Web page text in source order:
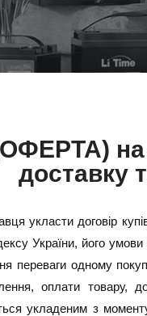
на
доставку
укласти договір
України, його
переваги одному
оплати товару,
укладеним з